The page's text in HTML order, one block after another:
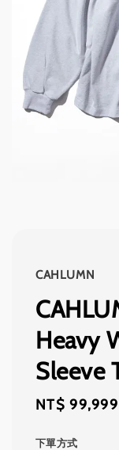
CAHLUMN
Heavy
Sleeve
Regular
NT$ 99,999
下單方式